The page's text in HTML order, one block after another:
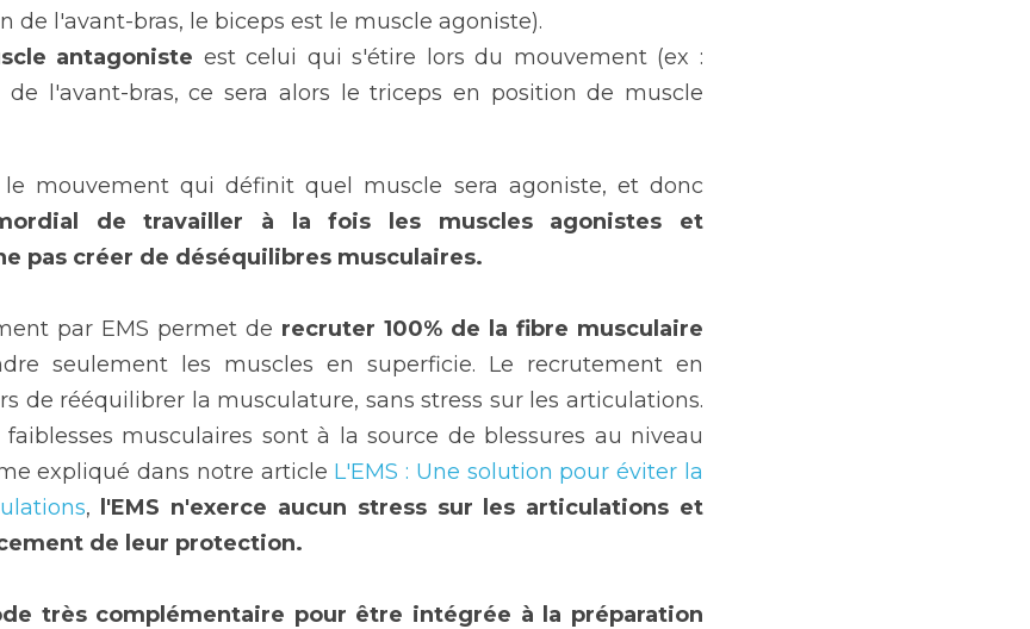
de l'avant-bras, le biceps est le muscle agoniste).
antagoniste est celui qui s'étire lors du mouvement (ex :
l'avant-bras, ce sera alors le triceps en position de muscle
le mouvement qui définit quel muscle sera agoniste, et donc
de travailler à la fois les muscles agonistes et
pas créer de déséquilibres musculaires.
par EMS permet de recruter 100% de la fibre musculaire
seulement les muscles en superficie. Le recrutement en
de rééquilibrer la musculature, sans stress sur les articulations.
musculaires sont à la source de blessures au niveau
expliqué dans notre article L'EMS : Une solution pour éviter la
,
l'EMS n'exerce aucun stress sur les articulations et
de leur protection.
très complémentaire pour être intégrée à la préparation